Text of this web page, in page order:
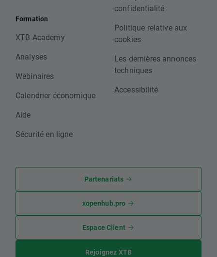
Formation
XTB Academy
Analyses
Webinaires
Calendrier économique
Aide
Sécurité en ligne
confidentialité
Politique relative aux
cookies
Les dernières annonces
techniques
Accessibilité
Partenariats
xopenhub.pro
Espace Client
Rejoignez XTB